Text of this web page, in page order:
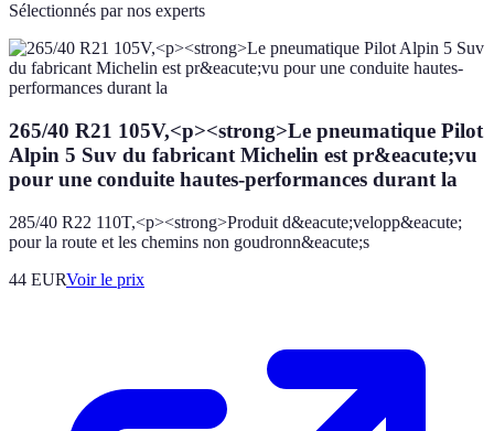
Sélectionnés par nos experts
265/40 R21 105V,<p><strong>Le pneumatique Pilot
Alpin 5 Suv du fabricant Michelin est pr&eacute;vu
pour une conduite hautes-performances durant la
285/40 R22 110T,<p><strong>Produit d&eacute;velopp&eacute;
pour la route et les chemins non goudronn&eacute;s
44 EURVoir le prix